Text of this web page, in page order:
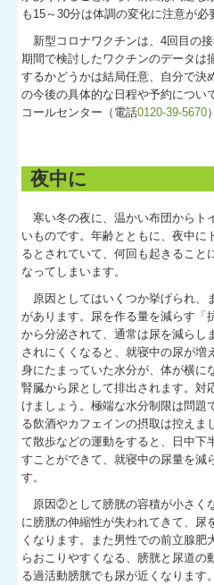
も15～30分は体調の変化に注意が必
新型コロナワクチンは、4回目の
期間で検討したワクチンのデータは
するかどうかは結局任意、自分で決
の今後の具体的な日程や予約につい
コールセンター（電話0120-39-5670
夜中に
寒い冬の夜に、温かい布団からト
いものです。年齢とともに、夜中に
るとされていて、何回も起きること
なってしまいます。
原因としてはいくつか挙げられ、
があります。尿を作る量を減らす「
から分泌されて、通常は尿を減らし
されにくくなると、就寝中の尿が増
身にたまっていた水分が、体が横に
腎臓から尿として排出されます。対
けましょう。極端な水分制限は問題
る飲酒やカフェインの摂取は控えま
て散歩などの運動をすると、日中下
すことができて、就寝中の尿量を減
す。
原因②として膀胱の容積が小さく
に膀胱の伸縮性が失われてきて、尿
くなります。また男性での前立腺肥
らおこりやすくなる、膀胱と尿道の
る過活動膀胱でも尿が近くなります